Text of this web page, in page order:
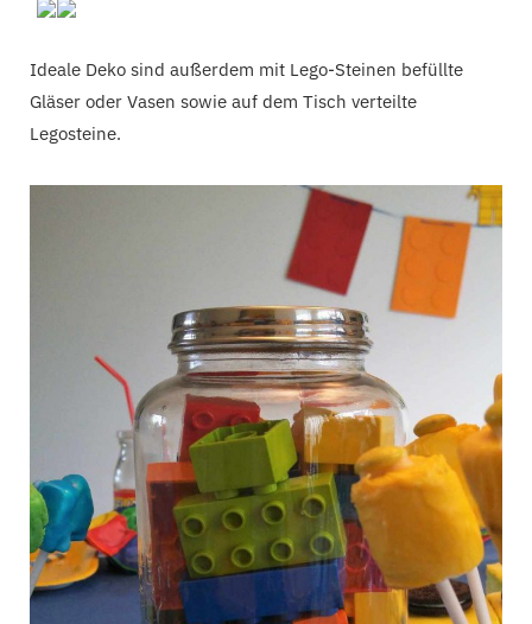
Ideale Deko sind außerdem mit Lego-Steinen befüllte
Gläser oder Vasen sowie auf dem Tisch verteilte
Legosteine.